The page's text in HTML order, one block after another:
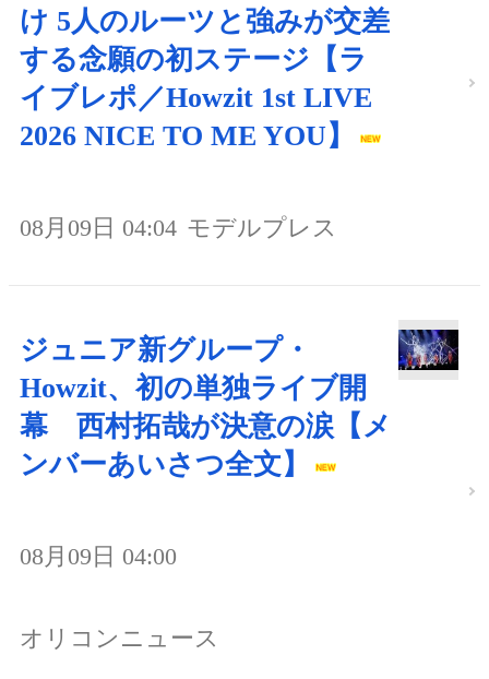
け 5人のルーツと強みが交差
する念願の初ステージ【ラ
イブレポ／Howzit 1st LIVE
2026 NICE TO ME YOU】
08月09日 04:04 モデルプレス
ジュニア新グループ・
Howzit、初の単独ライブ開
幕 西村拓哉が決意の涙【メ
ンバーあいさつ全文】
08月09日 04:00
オリコンニュース